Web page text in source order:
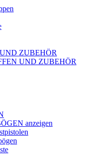
ZUBEHÖR
UND ZUBEHÖR
anzeigen